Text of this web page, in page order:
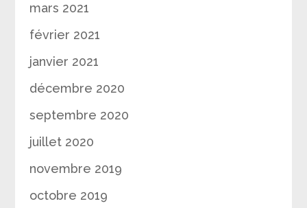
mars 2021
février 2021
janvier 2021
décembre 2020
septembre 2020
juillet 2020
novembre 2019
octobre 2019